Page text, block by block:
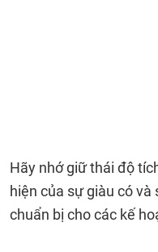
Hãy nhớ giữ thái độ
hiện của sự giàu có
chuẩn bị cho các kế